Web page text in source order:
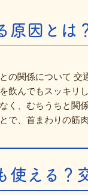
原因とは
の関係について
飲んでもスッキリ
く、むちうちと関
で、首まわりの筋
使える？